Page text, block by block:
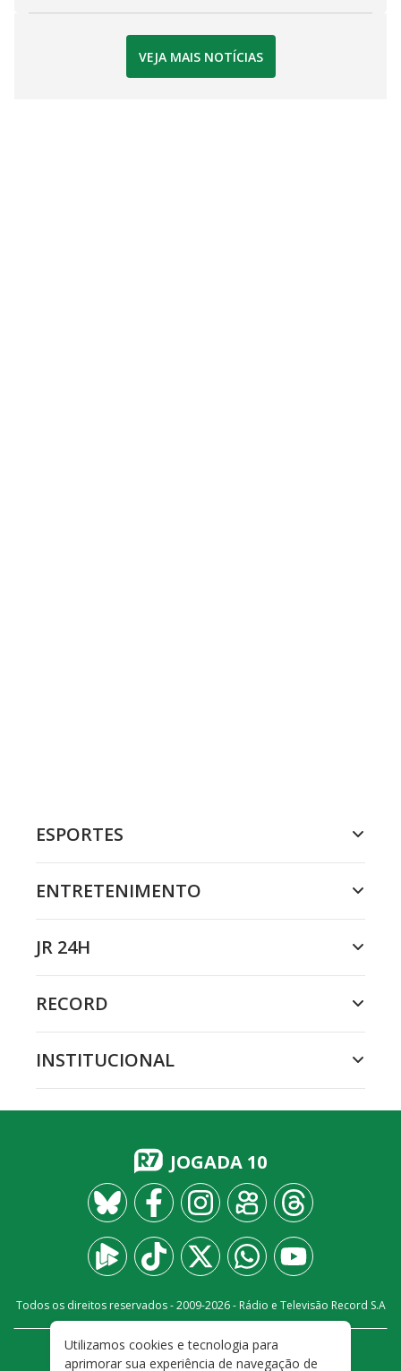
VEJA MAIS NOTÍCIAS
ESPORTES
ENTRETENIMENTO
JR 24H
RECORD
INSTITUCIONAL
JOGADA 10
Todos os direitos reservados - 2009-2026- Rádio e Televisão Record S.A
FALE CONOSCO
PRIVACIDADE
Utilizamos cookies e tecnologia para
aprimorar sua experiência de navegação de